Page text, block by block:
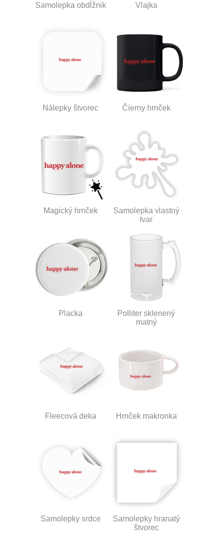
Samolepka obdĺžnik Vlajka
Nálepky štvorec Čierny hrnček
Magický hrnček
Samolepka vlastný
tvar
Placka
Polliter sklenený
matný
Fleecová deka Hrnček makronka
Samolepky srdce
Samolepky hranatý
štvorec